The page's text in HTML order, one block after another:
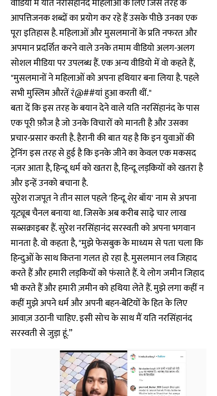
वीडियो में यति नरसिंहानंद महिलाओं के लिए जिस तरह के
आपत्तिजनक शब्दों का प्रयोग कर रहे हैं उसके पीछे उनका एक
पूरा इतिहास है. महिलाओं और मुसलमानों के प्रति नफरत और
अपमान प्रदर्शित करने वाले उनके तमाम वीडियो अलग-अलग
सोशल मीडिया पर उपलब्ध हैं. एक अन्य वीडियो में वो कहते हैं,
"मुसलमानों ने महिलाओं को अपना हथियार बना लिया है. पहले
सभी मुस्लिम औरतें रं@##यां हुआ करती थीं."
बता दें कि इस तरह के बयान देने वाले यति नरसिंहानंद के पास
एक पूरी फ़ौज है जो उनके विचारों को मानती है और उसका
प्रचार-प्रसार करती है. हैरानी की बात यह है कि इन युवाओं की
ट्रेनिंग इस तरह से हुई है कि इनके जीने का केवल एक मकसद
नज़र आता है, हिन्दू धर्म को खतरा है, हिन्दू लड़कियों को खतरा है
और इन्हें उनको बचाना है.
सुरेश राजपूत ने तीन साल पहले 'हिन्दू शेर बॉय' नाम से अपना
यूट्यूब चैनल बनाया था. जिसके अब करीब साढ़े चार लाख
सब्सक्राइबर हैं. सुरेश नरसिंहानंद सरस्वती को अपना भगवान
मानता है. वो कहता है, "मुझे फेसबुक के माध्यम से पता चला कि
हिन्दुओं के साथ कितना गलत हो रहा है. मुसलमान लव जिहाद
करते हैं और हमारी लड़कियों को फंसाते हैं. ये लोग जमीन जिहाद
भी करते हैं और हमारी ज़मीन को हथिया लेते हैं. मुझे लगा कहीं न
कहीं मुझे अपने धर्म और अपनी बहन-बेटियों के हित के लिए
आवाज़ उठानी चाहिए. इसी सोच के साथ मैं यति नरसिंहानंद
सरस्वती से जुड़ा हूं.”